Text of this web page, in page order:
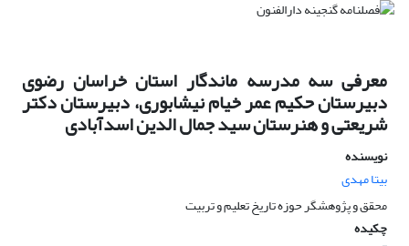
معرفی سه مدرسه ماندگار استان خراسان رضوی
دبیرستان حکیم عمر خیام نیشابوری، دبیرستان دکتر
شریعتی و هنرستان سید جمال الدین اسدآبادی
نویسنده
بیتا مهدی
محقق و پژوهشگر حوزه تاریخ تعلیم و تربیت
چکیده